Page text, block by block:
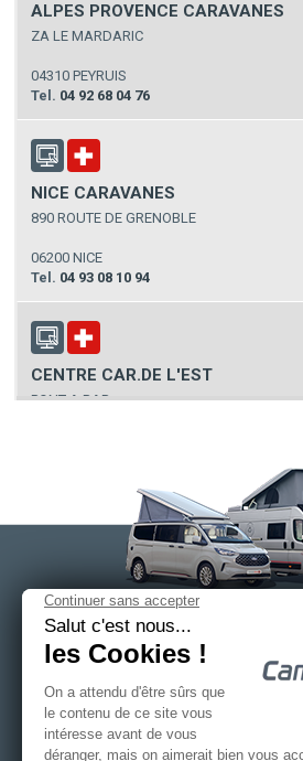
ALPES PROVENCE CARAVANES
ZA LE MARDARIC
04310 PEYRUIS
Tel. 04 92 68 04 76
NICE CARAVANES
890 ROUTE DE GRENOBLE
06200 NICE
Tel. 04 93 08 10 94
CENTRE CAR.DE L'EST
PONT A BAR
TPL NARBONNE
CASTEL CAMPING CARS NARBONNE
11100 NARBONNE
Tel.
04 68 42 01 67
SODEV - ESPACE DETENTE
SAS CAMPÉRÊVE
414 rue des perrouins - CS
53101 MAYENNE CEDEX
Tél.+33 (0)2 43 30 30 29
Fax. +33 (0)2 43 30 27 38